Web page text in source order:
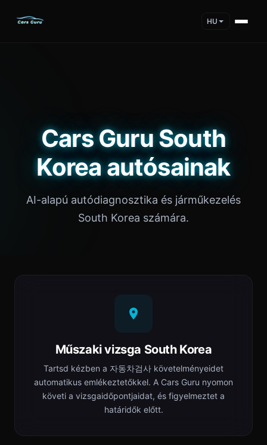
HU
Cars Guru South
Korea autósainak
AI-alapú autódiagnosztika és járműkezelés
South Korea számára.
Műszaki vizsga South Korea
Tartsd kézben a 자동차검사 követelményeidet
automatikus emlékeztetőkkel. A Cars Guru nyomon
követi a vizsgaidőpontjaidat, és figyelmeztet a
határidők előtt.